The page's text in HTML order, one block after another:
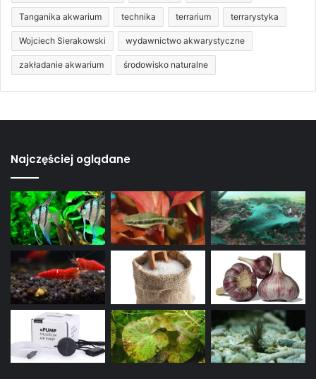
Tanganika akwarium technika terrarium terrarystyka
Wojciech Sierakowski wydawnictwo akwarystyczne
zakładanie akwarium środowisko naturalne
Najczęściej oglądane